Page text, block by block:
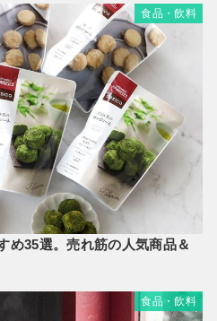
食品・飲料
め35選。売れ筋の人気商品＆
食品・飲料